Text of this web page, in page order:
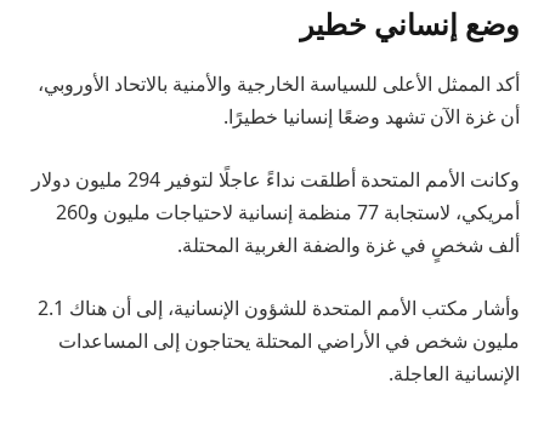
وضع إنساني خطير
أكد الممثل الأعلى للسياسة الخارجية والأمنية بالاتحاد الأوروبي،
أن غزة الآن تشهد وضعًا إنسانيا خطيرًا.
وكانت الأمم المتحدة أطلقت نداءً عاجلًا لتوفير 294 مليون دولار
أمريكي، لاستجابة 77 منظمة إنسانية لاحتياجات مليون و260
ألف شخصٍ في غزة والضفة الغربية المحتلة.
وأشار مكتب الأمم المتحدة للشؤون الإنسانية، إلى أن هناك 2.1
مليون شخص في الأراضي المحتلة يحتاجون إلى المساعدات
الإنسانية العاجلة.